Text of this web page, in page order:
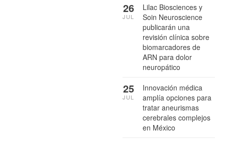
Lilac Biosciences y
Soin Neuroscience
publicarán una
revisión clínica sobre
biomarcadores de
ARN para dolor
neuropático
26
JUL
Innovación médica
amplía opciones para
tratar aneurismas
cerebrales complejos
en México
25
JUL